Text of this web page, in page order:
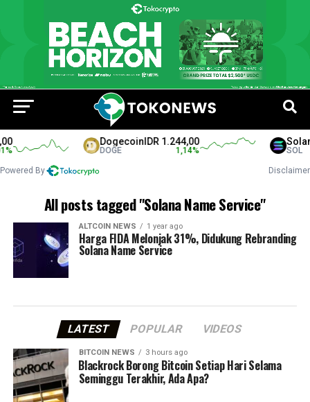
DogecoinIDR 1.244,00
DOGE 1,14% SOL
Powered By Disclaimer
All posts tagged "Solana Name Service"
ALTCOIN NEWS 1 year ago
Harga FIDA Melonjak 31%, Didukung Rebranding
Solana Name Service
LATEST POPULAR VIDEOS
BITCOIN NEWS 3 hours ago
⁠Blackrock Borong Bitcoin Setiap Hari Selama
Seminggu Terakhir, Ada Apa?